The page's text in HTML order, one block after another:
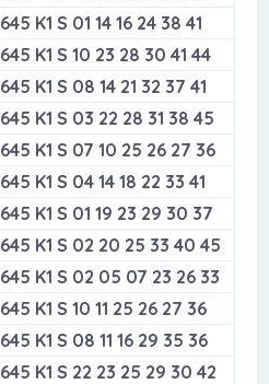
645 K1 S 01 14 16 24 38 41
645 K1 S 10 23 28 30 41 44
645 K1 S 08 14 21 32 37 41
645 K1 S 03 22 28 31 38 45
645 K1 S 07 10 25 26 27 36
645 K1 S 04 14 18 22 33 41
645 K1 S 01 19 23 29 30 37
645 K1 S 02 20 25 33 40 45
645 K1 S 02 05 07 23 26 33
645 K1 S 10 11 25 26 27 36
645 K1 S 08 11 16 29 35 36
645 K1 S 22 23 25 29 30 42